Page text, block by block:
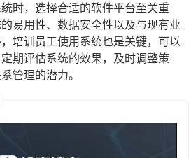
时，选择合适的软件平台至关重
易用性、数据安全性以及与现有业
培训员工使用系统也是关键，可以
期评估系统的效果，及时调整策
管理的潜力。